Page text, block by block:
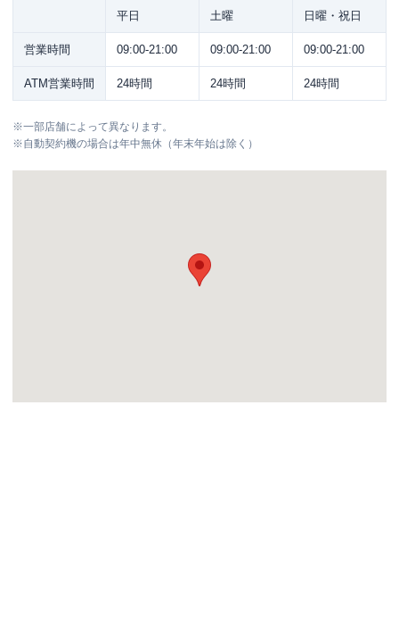
平日 土曜 日曜・祝日
営業時間 09:00-21:00 09:00-21:00 09:00-21:00
ATM営業時間 24時間 24時間 24時間
※一部店舗によって異なります。
※自動契約機の場合は年中無休（年末年始は除く）